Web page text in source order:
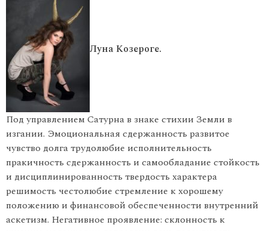
Луна Козероге.
Под управлением Сатурна в знаке стихии Земли в
изгании. Эмоциональная сдержанность развитое
чувство долга трудолюбие исполнительность
пракичность сдержанность и самообладание стойкость
и дисциплинированность твердость характера
решимость честолюбие стремление к хорошему
положению и финансовой обеспеченности внутренний
аскетизм. Негативное проявление: склонность к